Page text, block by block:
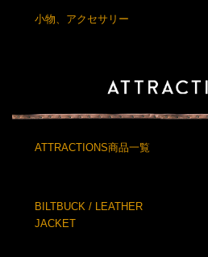
小物、アクセサリー
ATTRACTIONS商品一覧
BILTBUCK / LEATHER
JACKET